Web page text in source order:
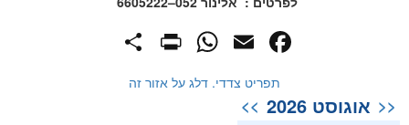
Facebook
Email
WhatsApp
תפריט צדדי. דלג על אזור זה
<< אוגוסט 2026 >>